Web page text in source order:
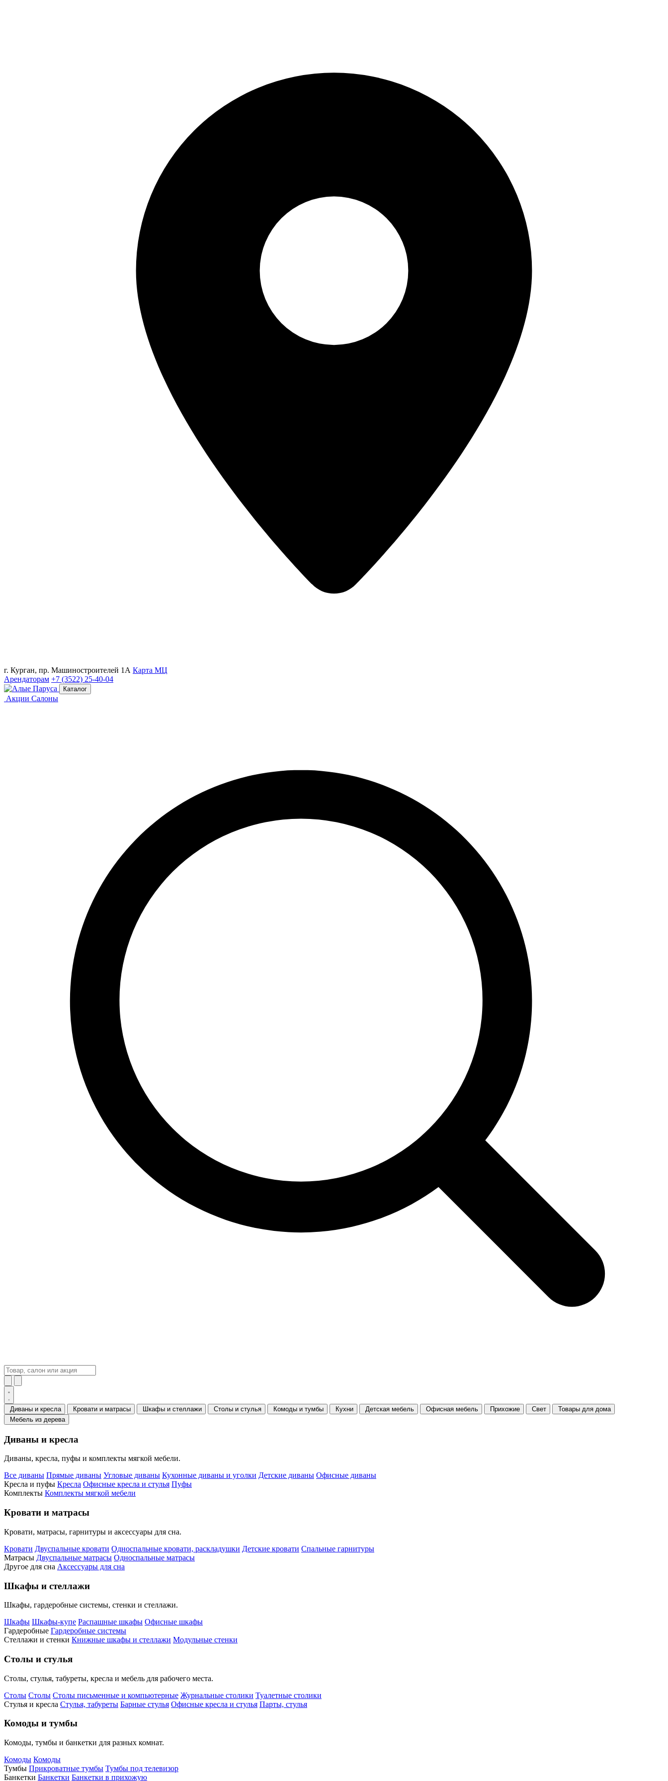
г. Курган, пр. Машиностроителей 1А Карта МЦ
Арендаторам +7 (3522) 25-40-04
Каталог
Акции Салоны
Диваны и кресла Кровати и матрасы Шкафы и стеллажи Столы и стулья Комоды и тумбы Кухни Детская мебель Офисная мебель Прихожие Свет
Товары для дома
Мебель из дерева
Диваны и кресла
Диваны, кресла, пуфы и комплекты мягкой мебели.
Все диваны Прямые диваны Угловые диваны Кухонные диваны и уголки Детские диваны Офисные диваны
Кресла и пуфы Кресла Офисные кресла и стулья Пуфы
Комплекты Комплекты мягкой мебели
Кровати и матрасы
Кровати, матрасы, гарнитуры и аксессуары для сна.
Кровати Двуспальные кровати Односпальные кровати, раскладушки Детские кровати Спальные гарнитуры
Матрасы Двуспальные матрасы Односпальные матрасы
Другое для сна Аксессуары для сна
Шкафы и стеллажи
Шкафы, гардеробные системы, стенки и стеллажи.
Шкафы Шкафы-купе Распашные шкафы Офисные шкафы
Гардеробные Гардеробные системы
Стеллажи и стенки Книжные шкафы и стеллажи Модульные стенки
Столы и стулья
Столы, стулья, табуреты, кресла и мебель для рабочего места.
Столы Столы Столы письменные и компьютерные Журнальные столики Туалетные столики
Стулья и кресла Стулья, табуреты Барные стулья Офисные кресла и стулья Парты, стулья
Комоды и тумбы
Комоды, тумбы и банкетки для разных комнат.
Комоды Комоды
Тумбы Прикроватные тумбы Тумбы под телевизор
Банкетки Банкетки Банкетки в прихожую